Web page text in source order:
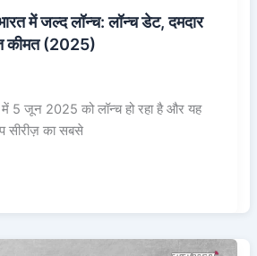
में जल्द लॉन्च: लॉन्च डेट, दमदार
कीमत (2025)
5 जून 2025 को लॉन्च हो रहा है और यह
सीरीज़ का सबसे